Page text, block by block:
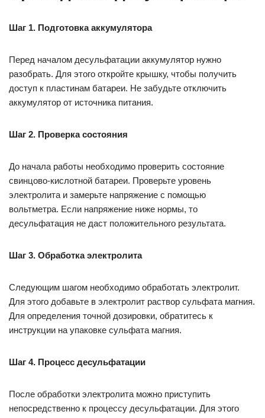
Шаг 1. Подготовка аккумулятора
Перед началом десульфатации аккумулятор нужно
разобрать. Для этого откройте крышку, чтобы получить
доступ к пластинам батареи. Не забудьте отключить
аккумулятор от источника питания.
Шаг 2. Проверка состояния
До начала работы необходимо проверить состояние
свинцово-кислотной батареи. Проверьте уровень
электролита и замерьте напряжение с помощью
вольтметра. Если напряжение ниже нормы, то
десульфатация не даст положительного результата.
Шаг 3. Обработка электролита
Следующим шагом необходимо обработать электролит.
Для этого добавьте в электролит раствор сульфата магния.
Для определения точной дозировки, обратитесь к
инструкции на упаковке сульфата магния.
Шаг 4. Процесс десульфатации
После обработки электролита можно приступить
непосредственно к процессу десульфатации. Для этого